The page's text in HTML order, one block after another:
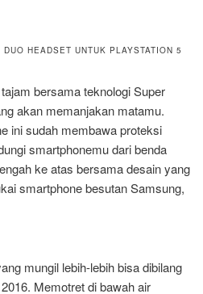
HEADSET UNTUK PLAYSTATION 5
bersama teknologi Super
akan memanjakan matamu.
ini sudah membawa proteksi
smartphonemu dari benda
ke atas bersama desain yang
smartphone besutan Samsung,
mungil lebih-lebih bisa dibilang
Memotret di bawah air